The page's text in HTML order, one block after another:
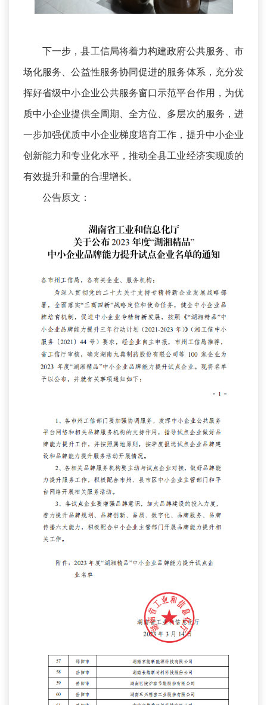
下一步，县工信局将着力构建政府公共服务、市
场化服务、公益性服务协同促进的服务体系，充分发
挥好省级中小企业公共服务窗口示范平台作用，为优
质中小企业提供全周期、全方位、多层次的服务，进
一步加强优质中小企业梯度培育工作，提升中小企业
创新能力和专业化水平，推动全县工业经济实现质的
有效提升和量的合理增长。
公告原文：